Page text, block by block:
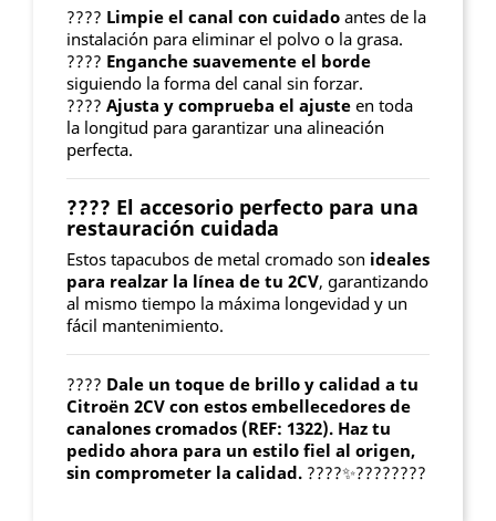
???? Limpie el canal con cuidado antes de la
instalación para eliminar el polvo o la grasa.
????️ Enganche suavemente el borde
siguiendo la forma del canal sin forzar.
???? Ajusta y comprueba el ajuste en toda
la longitud para garantizar una alineación
perfecta.
???? El accesorio perfecto para una
restauración cuidada
Estos tapacubos de metal cromado son ideales
para realzar la línea de tu 2CV, garantizando
al mismo tiempo la máxima longevidad y un
fácil mantenimiento.
???? Dale un toque de brillo y calidad a tu
Citroën 2CV con estos embellecedores de
canalones cromados (REF: 1322). Haz tu
pedido ahora para un estilo fiel al origen,
sin comprometer la calidad. ????✨????????